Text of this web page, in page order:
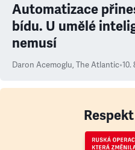
Automatizace
bídu. U umělé
nemusí
Daron Acemoglu, The Atlantic•10.